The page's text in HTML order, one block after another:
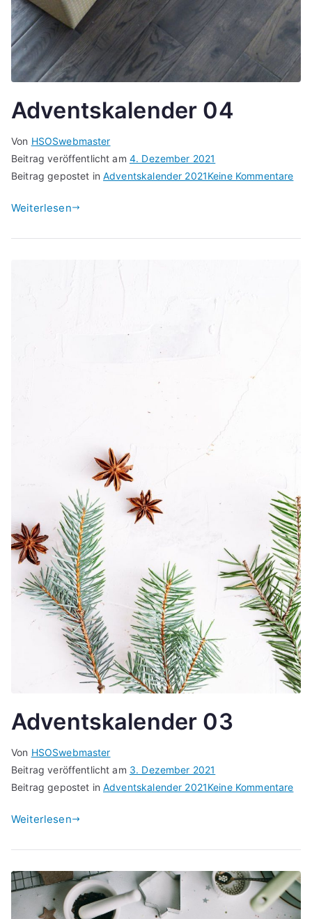
Adventskalender 04
Von HSOSwebmaster
Beitrag veröffentlicht am 4. Dezember 2021
Beitrag gepostet inAdventskalender 2021Keine Kommentarezu
Weiterlesen
Adventskalender 03
Von HSOSwebmaster
Beitrag veröffentlicht am 3. Dezember 2021
Beitrag gepostet inAdventskalender 2021Keine Kommentarezu
Weiterlesen